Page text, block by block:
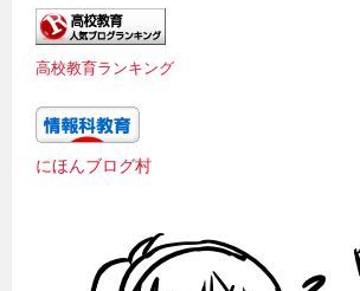
ブ
高校教育ランキング
にほんブログ村